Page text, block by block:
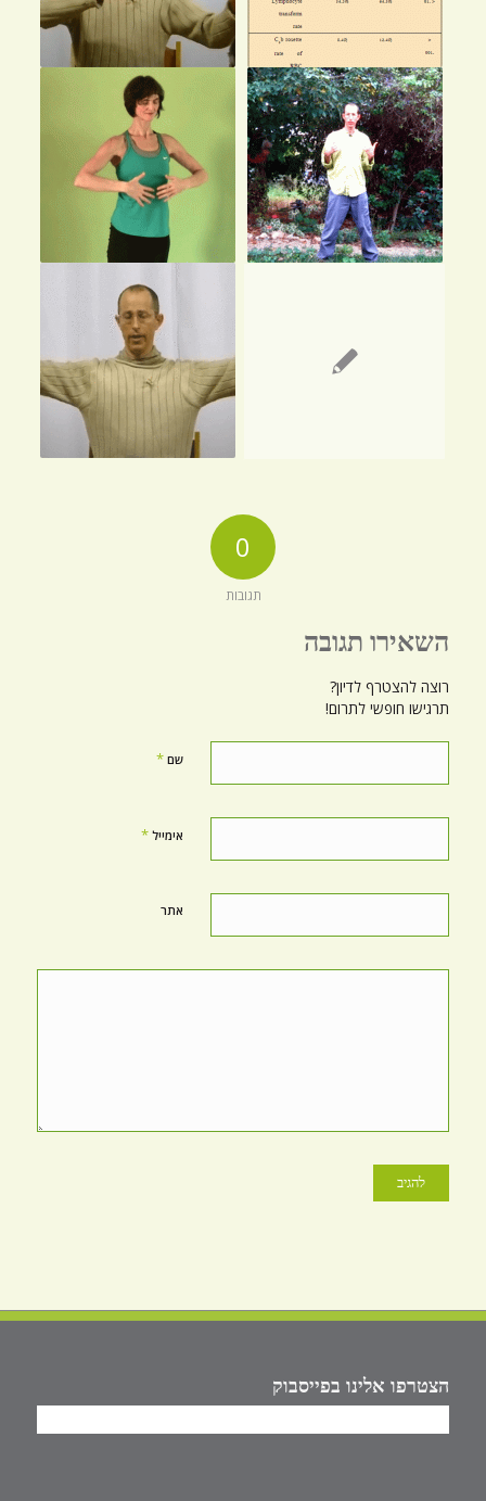
0
תגובות
השאירו תגובה
רוצה להצטרף לדיון?
תרגישו חופשי לתרום!
שם *
אימייל *
אתר
הצטרפו אלינו בפייסבוק